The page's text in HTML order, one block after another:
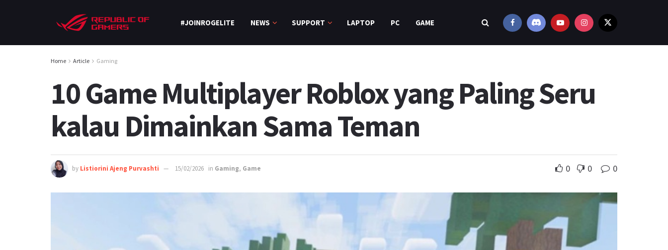
#JOINROGELITE NEWS SUPPORT LAPTOP PC GAME
Home Article Gaming
10 Game Multiplayer Roblox yang Paling Seru
kalau Dimainkan Sama Teman
by Listiorini Ajeng Purvashti 15/02/2026 in Gaming, Game 0 0 0